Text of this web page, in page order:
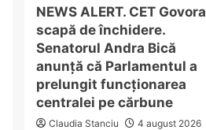
NEWS ALERT. CET Govora
scapă de închidere.
Senatorul Andra Bică
anunță că Parlamentul a
prelungit funcționarea
centralei pe cărbune
Claudia Stanciu 4 august 2026